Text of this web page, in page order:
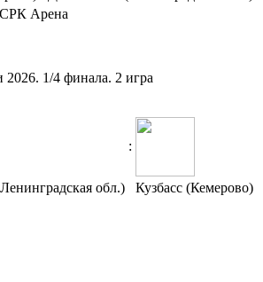
СРК Арена
2026. 1/4 финала. 2 игра
:
обл.) Кузбасс (Кемерово)